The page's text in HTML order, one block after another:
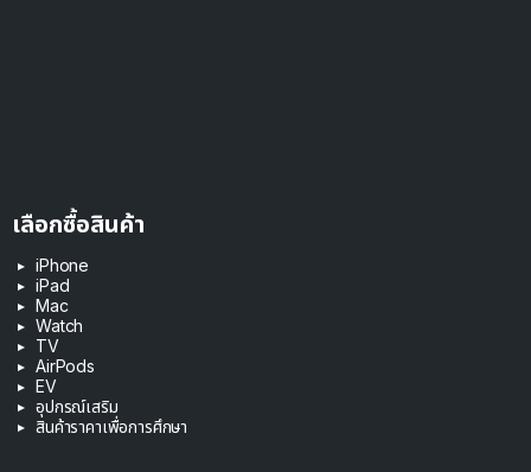
เลือกซื้อสินค้า
iPhone
iPad
Mac
Watch
TV
AirPods
EV
อุปกรณ์เสริม
สินค้าราคาเพื่อการศึกษา